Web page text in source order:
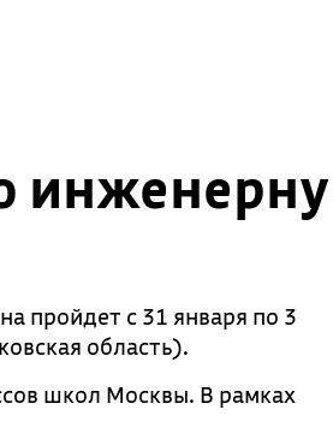
пройдет с 31 января по 3
область).
школ Москвы. В рамках